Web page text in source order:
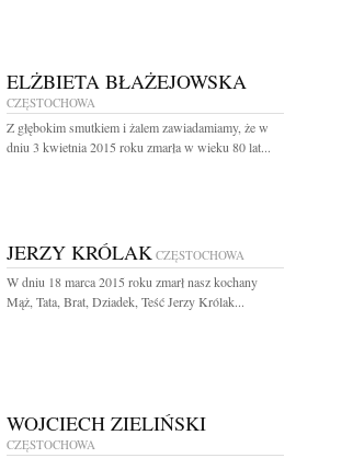
ELŻBIETA BŁAŻEJOWSKA
CZĘSTOCHOWA
Z głębokim smutkiem i żalem zawiadamiamy, że w
dniu 3 kwietnia 2015 roku zmarła w wieku 80 lat...
JERZY KRÓLAK CZĘSTOCHOWA
W dniu 18 marca 2015 roku zmarł nasz kochany
Mąż, Tata, Brat, Dziadek, Teść Jerzy Królak...
WOJCIECH ZIELIŃSKI
CZĘSTOCHOWA